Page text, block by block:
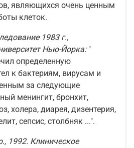
являющихся очень ценным
клеток.
1983 г.,
Нью-Йорка:"
определенную
к бактериям, вирусам и
за следующие
менингит, бронхит,
холера, диарея, дизентерия,
сепсис, столбняк ...".
1992. Клиническое